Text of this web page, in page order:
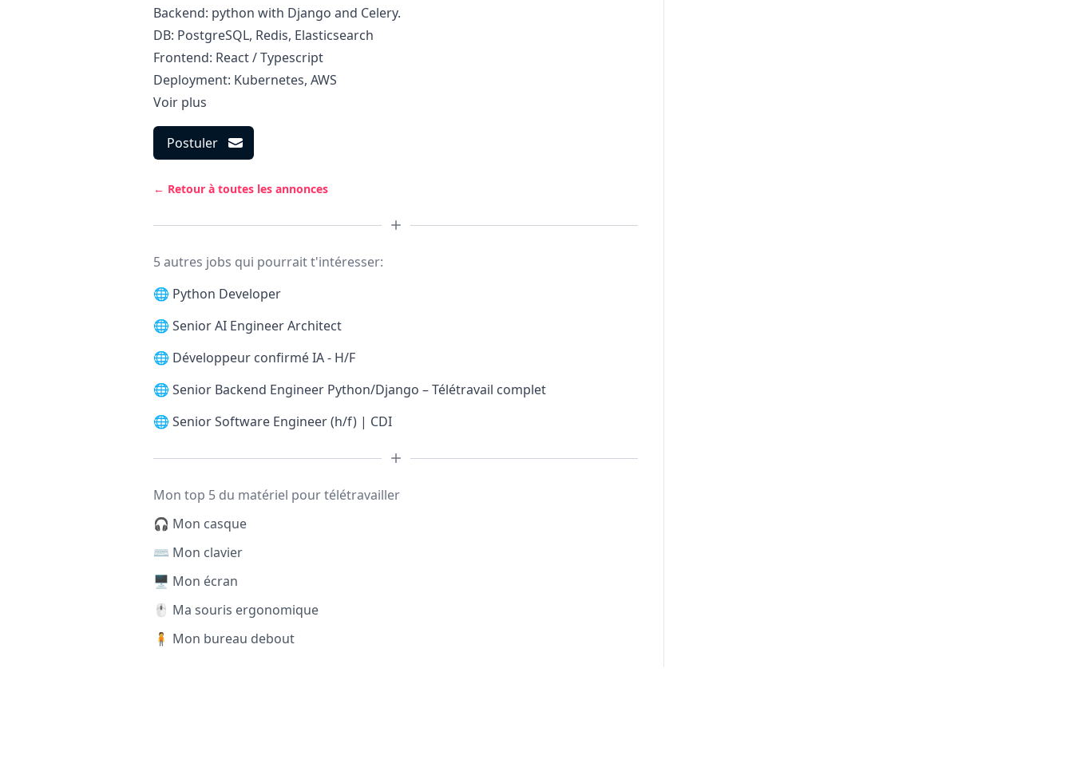
Backend: python with Django and Celery.
DB: PostgreSQL, Redis, Elasticsearch
Frontend: React / Typescript
Deployment: Kubernetes, AWS
Voir plus
Postuler
← Retour à toutes les annonces
5 autres jobs qui pourrait t'intéresser:
🌐 Python Developer
🌐 Senior AI Engineer Architect
🌐 Développeur confirmé IA - H/F
🌐 Senior Backend Engineer Python/Django – Télétravail complet
🌐 Senior Software Engineer (h/f) | CDI
Mon top 5 du matériel pour télétravailler
🎧 Mon casque
⌨️ Mon clavier
🖥️ Mon écran
🖱️ Ma souris ergonomique
🧍 Mon bureau debout